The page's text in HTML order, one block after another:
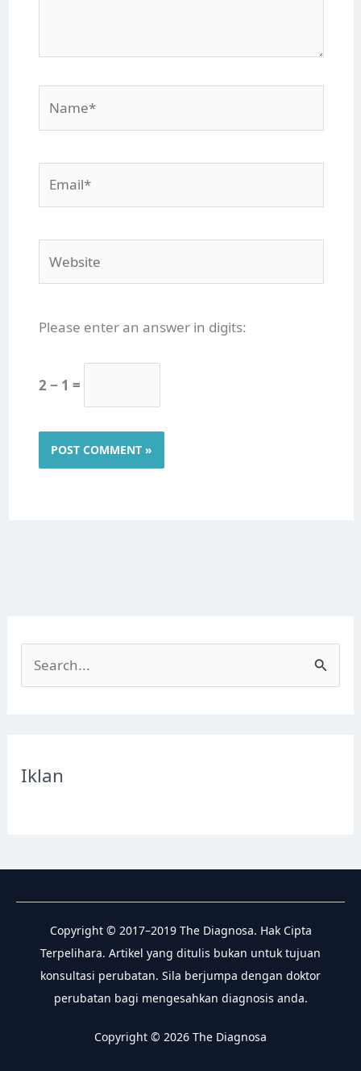
Please enter an answer in digits:
2 − 1 =
e
c
r
:
Iklan
Copyright © 2017–2019 The Diagnosa. Hak Cipta
Terpelihara. Artikel yang ditulis bukan untuk tujuan
konsultasi perubatan. Sila berjumpa dengan doktor
perubatan bagi mengesahkan diagnosis anda.
Copyright © 2026 The Diagnosa